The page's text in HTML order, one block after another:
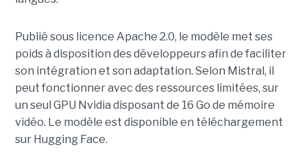
Publié sous licence Apache 2.0, le modèle met ses
poids à disposition des développeurs afin de faciliter
son intégration et son adaptation. Selon Mistral, il
peut fonctionner avec des ressources limitées, sur
un seul GPU Nvidia disposant de 16 Go de mémoire
vidéo. Le modèle est disponible en téléchargement
sur Hugging Face.